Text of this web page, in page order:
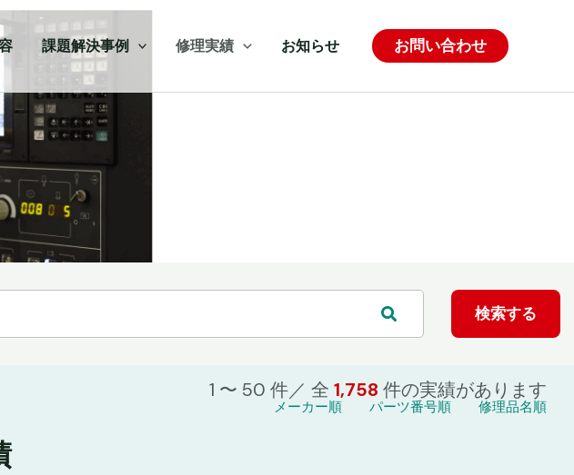
課題解決事例 修理実績 お知らせ お問い合わせ
1 〜 50 件／ 全 1,758 件の実績があります
メーカー順 パーツ番号順 修理品名順